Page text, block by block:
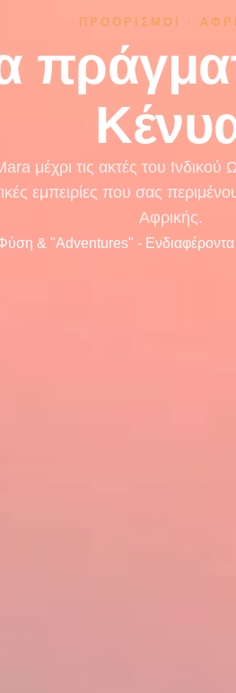
ΠΡΟΟΡΙΣΜΟΊ ·
μέχρι τις ακτές του Ινδικού
εμπειρίες που σας
Αφρικής.
& "Adventures" -